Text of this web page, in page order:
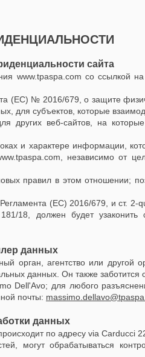
сайта
www.tpaspa.com со ссылкой
(ЕС) № 2016/679, о защите
для субъектов, которые
других веб-сайтов, на
и характере информации,
, независимо от
правил в этом отношении;
(ЕС) 2016/679, и ст. 2-
18, должен будет узаконить
данных
орган, агентство или другой
данных. Он также заботится
Dell'Avo; для любого
почты:
данных
происходит по адресу via Carducci
могут обрабатываться